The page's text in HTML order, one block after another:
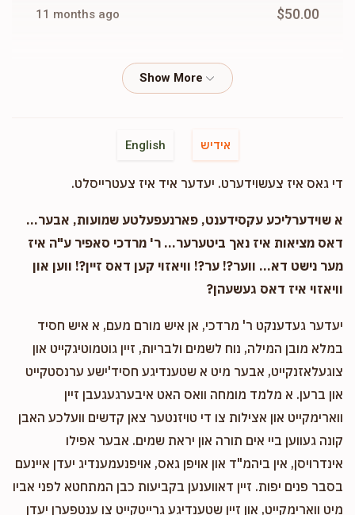
11 months ago $50.00
Phone DonationDuvid Kesler
Phone DonationDuvid Kesler
Phone DonationDuvid Kesler
11 months ago $50.00
English אידיש
די גאס איז צעשוידערט. יעדער איד איז צעטרייסלט.
א שוידערליכע עקסידענט, פארנעפעלטע שמועות, אבער...
דאס מציאות איז נאך ביטערער... ר' מרדכי סאפיר ע"ה איז
מער נישט דא... ווער?! ער?! וויאזוי קען דאס זיין?! ווען און
וויאזוי איז דאס געשעהן?
יעדער געדענקט ר' מרדכי, אן איש מורם מעם, א איש חסיד
במלא מובן המילה, נוח לשמים ולבריות, זיין גוטמוטיגקייט און
צוגעלאזנקייט, אבער מיט א שטענדיגע חסיד'ישע ערנסטקייט
און ברען. א מלמד מומחה וואס האט איבערגעגעבן זיין
ווארימקייט און אצילות צו די טויזנטער צאן קדשים וועלכע האבן
קונה געווען ביי אים תורה און יראת שמים. אבער אפילו
אינדרויסן, אין ביהמ"ד און אויפן גאס, אויפנעמענדיג יעדן איינעם
בסבר פנים יפות. זיין דאווענען בקביעות כבן המתחטא לפני אביו
מיט ווארימקייט, און זיין שטענדיגע גרייטקייט צו ענטפערן יעדן